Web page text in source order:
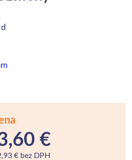
€
€ bez DPH